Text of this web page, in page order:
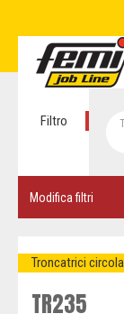
Filtro
Modifica filtri
Troncatrici
TR235